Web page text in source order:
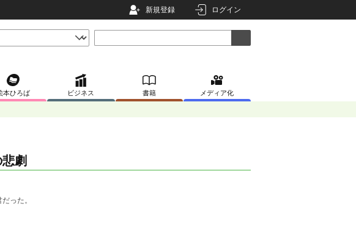
新規登録 ログイン
本ひろば ビジネス 書籍 メディア化
劇
った。